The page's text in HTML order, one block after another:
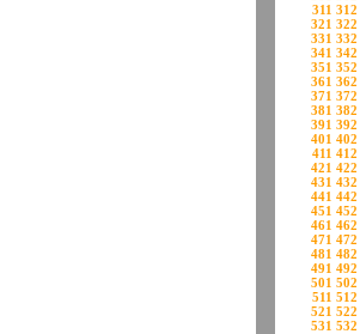
311 312
321 322
331 332
341 342
351 352
361 362
371 372
381 382
391 392
401 402
411 412
421 422
431 432
441 442
451 452
461 462
471 472
481 482
491 492
501 502
511 512
521 522
531 532